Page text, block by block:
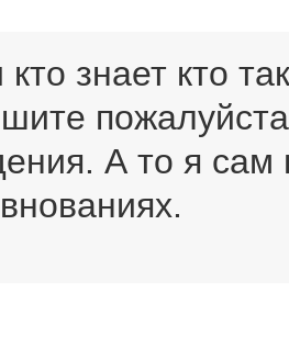
кто знает кто
А то я сам